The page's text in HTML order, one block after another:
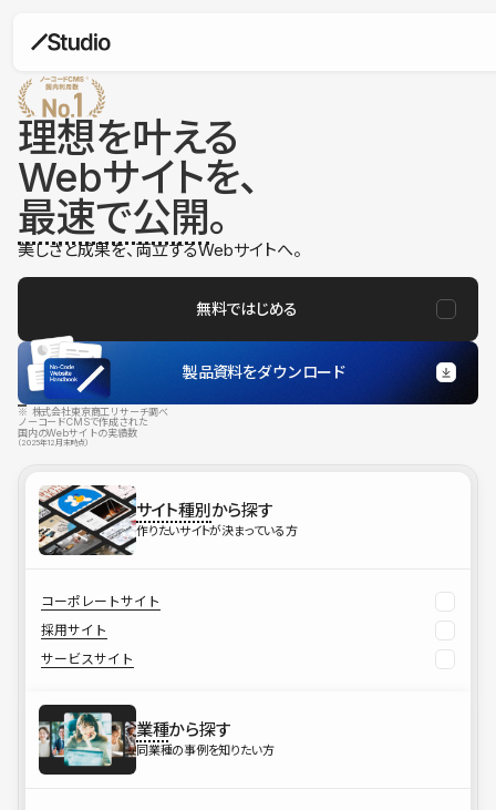
理想を叶える
Webサイトを、
最速で公開。
美しさと成果を、両立するWebサイトへ。
無料ではじめる
製品資料をダウンロード
※ 株式会社東京商工リサーチ調べ
ノーコードCMSで作成された
国内のWebサイトの実績数
（2025年12月末時点）
サイト種別から探す
作りたいサイトが決まっている方
コーポレートサイト
採用サイト
サービスサイト
業種から探す
同業種の事例を知りたい方